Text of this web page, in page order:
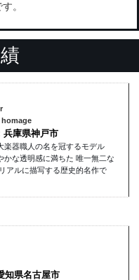
。
homage
兵庫県神戸市
楽器職人の名を冠するモデル
かな透明感に満ちた 唯一無二な
アルに描写する歴史的名作で
知県名古屋市